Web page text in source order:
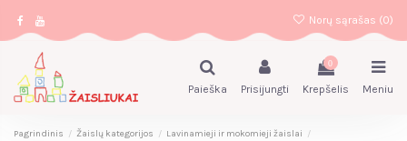
Norų sąrašas (0)
Paieška Prisijungti
0
Krepšelis Meniu
Pagrindinis Žaislų kategorijos
Lavinamieji ir mokomieji žaislai